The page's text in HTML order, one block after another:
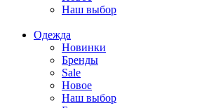
Наш выбор
Одежда
Новинки
Бренды
Sale
Новое
Наш выбор